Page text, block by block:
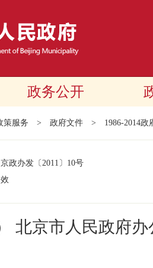
政务公开
策服务 > 政府文件 > 1986-2014政
京政办发 〔2011〕 10号
北京市人民政府